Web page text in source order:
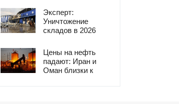
обновления
транспорта
Эксперт:
Уничтожение
складов в 2026
дефицита топлива
2022-го
Цены на нефть
падают: Иран и
Оман близки к